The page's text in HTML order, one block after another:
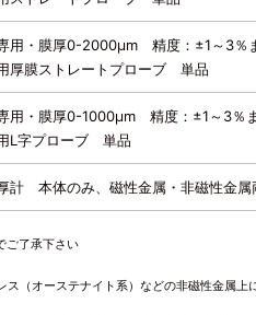
用・膜厚0-2000μm 精度：±1～3％
厚膜ストレートプローブ 単品
用・膜厚0-1000μm 精度：±1～3％
L字プローブ 単品
計 本体のみ、磁性金属・非磁性金属
ご了承下さい
（オーステナイト系）などの非磁性金属